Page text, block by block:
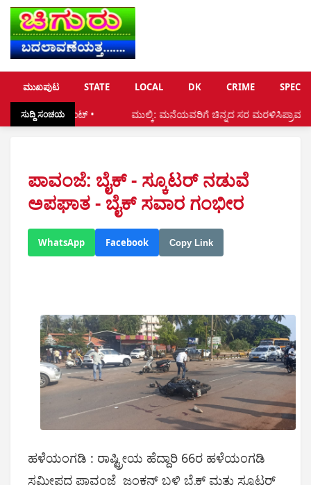
ಮುಖಪುಟ STATE LOCAL DK CRIME
ಸುದ್ದಿ ಸಂಚಯ
• ಮುಲ್ಕಿ: ಮನೆಯವರಿಗೆ ಚಿನ್ನದ ಸರ ಮರಳಿಸಿಪ್ರಾಮಾಣಿಕತೆ ಮೆರೆದ
ಪಾವಂಜೆ: ಬೈಕ್ - ಸ್ಕೂಟರ್ ನಡುವೆ
ಅಪಘಾತ - ಬೈಕ್ ಸವಾರ ಗಂಭೀರ
WhatsApp Facebook Copy Link
ಹಳೆಯಂಗಡಿ : ರಾಷ್ಟ್ರೀಯ ಹೆದ್ದಾರಿ 66ರ ಹಳೆಯಂಗಡಿ
ಸಮೀಪದ ಪಾವಂಜೆ ಜಂಕ್ಷನ್ ಬಳಿ ಬೈಕ್ ಮತ್ತು ಸ್ಕೂಟರ್